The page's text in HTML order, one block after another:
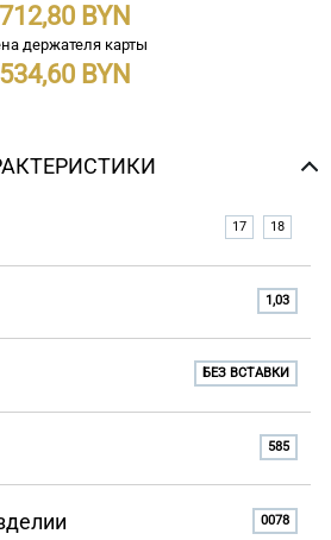
712,80
держателя карты
534,60
17 18
1,03
БЕЗ ВСТАВКИ
585
0078